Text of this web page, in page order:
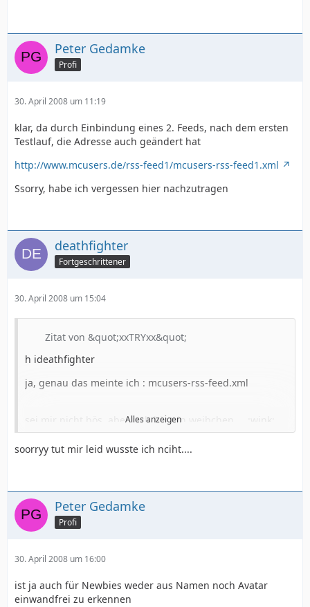
Peter Gedamke
Profi
30. April 2008 um 11:19
klar, da durch Einbindung eines 2. Feeds, nach dem ersten
Testlauf, die Adresse auch geändert hat
http://www.mcusers.de/rss-feed1/mcusers-rss-feed1.xml
Ssorry, habe ich vergessen hier nachzutragen
deathfighter
Fortgeschrittener
30. April 2008 um 15:04
Zitat von &quot;xxTRYxx&quot;
h ideathfighter
ja, genau das meinte ich : mcusers-rss-feed.xml
sei mir nicht bös, aber isch bin ein weibchen.... :wink:
@ peter
aber hier: <!-- m --><a class="postlink"
href="http://www.mcusers.de/mcusers-rss-
feed.xml">http://www.mcusers.de/mcusers-rss-
feed.xml
Alles anzeigen
soorryy tut mir leid wusste ich nciht....
Peter Gedamke
Profi
30. April 2008 um 16:00
ist ja auch für Newbies weder aus Namen noch Avatar
einwandfrei zu erkennen